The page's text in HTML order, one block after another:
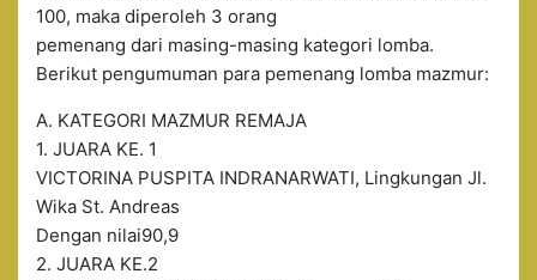
100, maka diperoleh 3 orang
pemenang dari masing-masing kategori lomba.
Berikut pengumuman para pemenang lomba mazmur:
A. KATEGORI MAZMUR REMAJA
1. JUARA KE. 1
VICTORINA PUSPITA INDRANARWATI, Lingkungan Jl.
Wika St. Andreas
Dengan nilai90,9
2. JUARA KE.2